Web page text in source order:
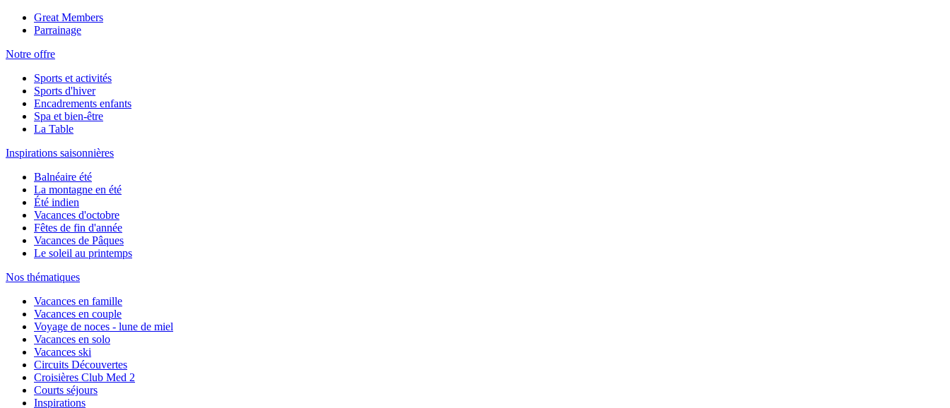
Great Members
Parrainage
Notre offre
Sports et activités
Sports d'hiver
Encadrements enfants
Spa et bien-être
La Table
Inspirations saisonnières
Balnéaire été
La montagne en été
Été indien
Vacances d'octobre
Fêtes de fin d'année
Vacances de Pâques
Le soleil au printemps
Nos thématiques
Vacances en famille
Vacances en couple
Voyage de noces - lune de miel
Vacances en solo
Vacances ski
Circuits Découvertes
Croisières Club Med 2
Courts séjours
Inspirations